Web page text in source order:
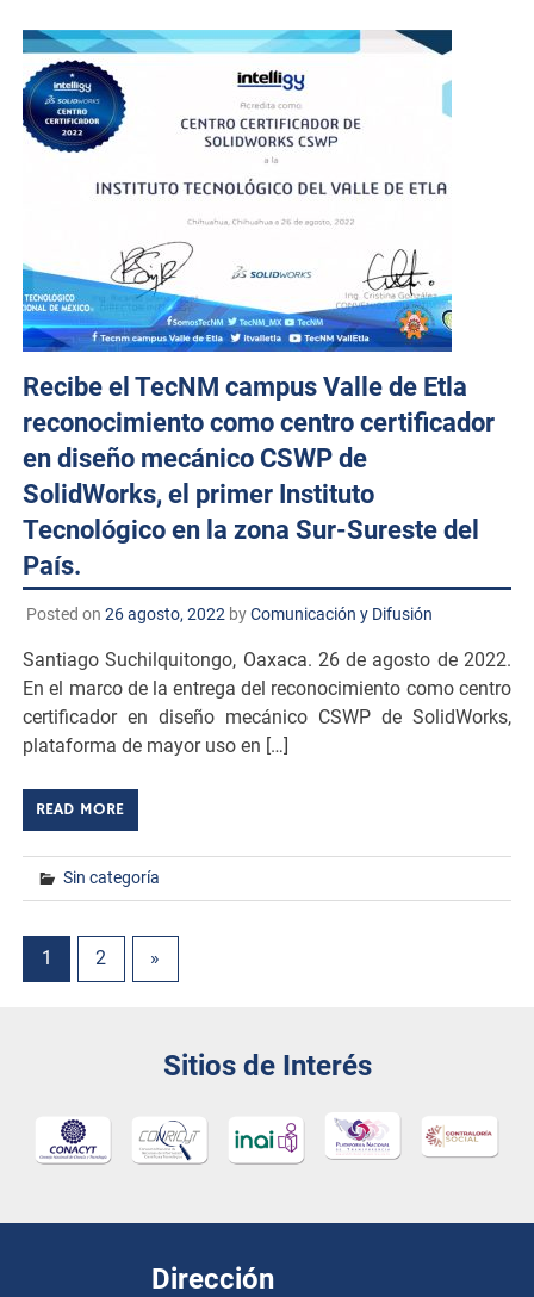
Recibe el TecNM campus Valle de Etla
reconocimiento como centro certificador
en diseño mecánico CSWP de
SolidWorks, el primer Instituto
Tecnológico en la zona Sur-Sureste del
País.
Posted on 26 agosto, 2022 byComunicación y Difusión
Santiago Suchilquitongo, Oaxaca. 26 de agosto de 2022.
En el marco de la entrega del reconocimiento como centro
certificador en diseño mecánico CSWP de SolidWorks,
plataforma de mayor uso en […]
READ MORE
Sin categoría
1 2 »
Sitios de Interés
Dirección